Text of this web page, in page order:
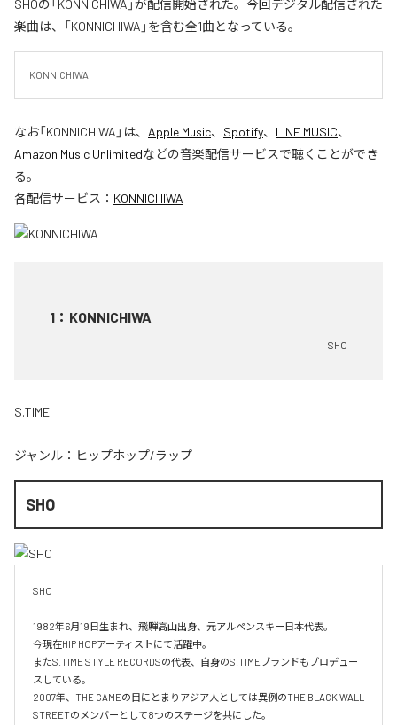
SHOの「KONNICHIWA」が配信開始された。今回デジタル配信された
楽曲は、「KONNICHIWA」を含む全1曲となっている。
KONNICHIWA
なお「KONNICHIWA 」は、 Apple Music、 Spotify、 LINE MUSIC、
Amazon Music Unlimitedなどの音楽配信サービスで聴くことができ
る。
各配信サービス： KONNICHIWA
1 ： KONNICHIWA
SHO
S.TIME
ジャンル： ヒップホップ/ラップ
SHO
SHO
1982年6月19日生まれ、飛騨高山出身、元アルペンスキー日本代表。
今現在HIP HOPアーティストにて活躍中。
またS.TIME STYLE RECORDSの代表、自身のS.TIMEブランドもプロデュー
スしている。
2007年、THE GAMEの目にとまりアジア人としては異例のTHE BLACK WALL
STREETのメンバーとして8つのステージを共にした。